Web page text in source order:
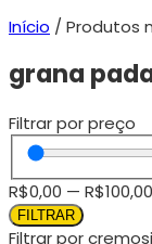
Início / Produtos
grana
Filtrar por preço
R$0,00 — R$100,00
FILTRAR
Filtrar por